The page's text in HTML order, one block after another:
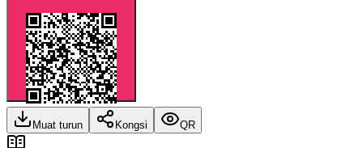
Muat turun Kongsi QR